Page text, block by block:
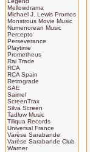
Mellowdrama
Michael J. Lewis Promos
Monstrous Movie Music
Numenorean Music
Percepto
Perseverance
Playtime
Prometheus
Rai Trade
RCA
RCA Spain
Retrograde
SAE
Saimel
ScreenTrax
Silva Screen
Tadlow Music
Tiliqua Records
Universal France
Varèse Sarabande
Varèse Sarabande Club
Warner